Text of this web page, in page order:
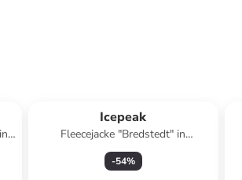
Icepeak
Fleecejacke "Bredstedt" in
Dunkelblau
-54%